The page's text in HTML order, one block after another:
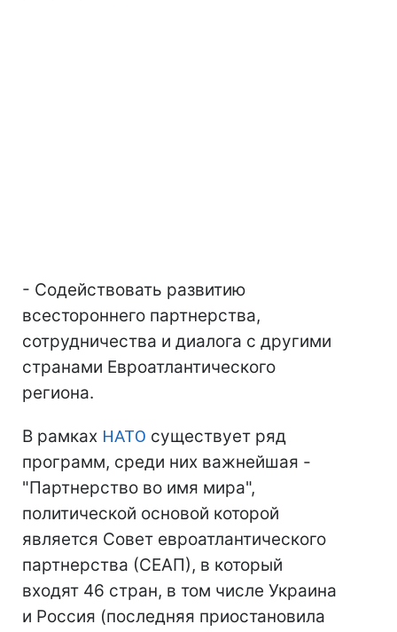
- Содействовать развитию
всестороннего партнерства,
сотрудничества и диалога с другими
странами Евроатлантического
региона.
В рамках НАТО существует ряд
программ, среди них важнейшая -
"Партнерство во имя мира",
политической основой которой
является Совет евроатлантического
партнерства (СЕАП), в который
входят 46 стран, в том числе Украина
и Россия (последняя приостановила